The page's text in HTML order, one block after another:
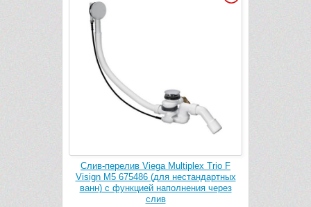
Слив-перелив Viega Multiplex Trio F
Visign M5 675486 (для нестандартных
ванн) с функцией наполнения через
слив